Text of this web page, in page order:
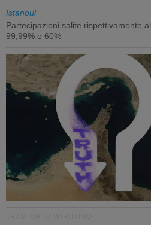
Istanbul
Partecipazioni salite rispettivamente al
99,99% e 60%